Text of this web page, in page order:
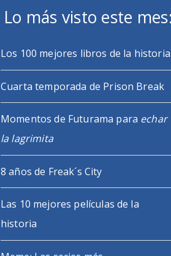
Lo más visto este mes:
Los 100 mejores libros de la historia
Cuarta temporada de Prison Break
Momentos de Futurama para echar
la lagrimita
8 años de Freak´s City
Las 10 mejores películas de la
historia